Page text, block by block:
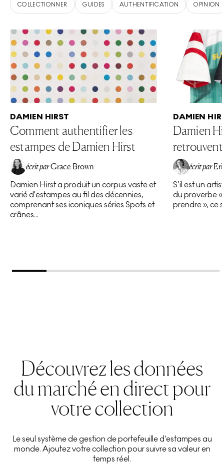
COLLECTIONNER GUIDES AUTHENTIFICATION OPINION
DAMIEN HIRST
Comment authentifier les
estampes de Damien Hirst
écrit parGrace Brown
Damien Hirst a produit un corpus vaste et
varié d'estampes au fil des décennies,
comprenant ses iconiques séries Spots et
crânes...
DAMIEN
Damien
retrouvent
écrit par
S’il est un
du proverbe
prendre », ce
Découvrez les données
du marché en direct pour
votre collection
Le seul système de gestion de portefeuille d'estampes au
monde. Ajoutez votre collection pour suivre sa valeur en
temps réel.